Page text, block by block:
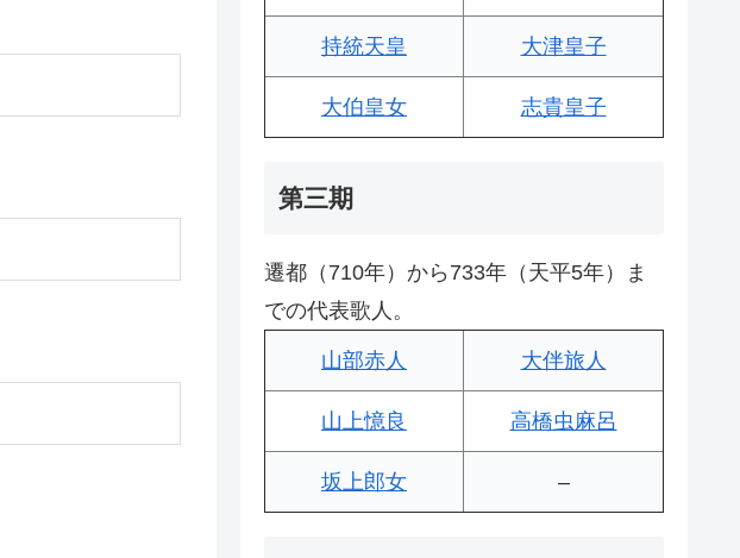
持統天皇 大津皇子
大伯皇女 志貴皇子
第三期
遷都（710年）から733年（天平5年）ま
での代表歌人。
山部赤人 大伴旅人
山上憶良 高橋虫麻呂
坂上郎女 –